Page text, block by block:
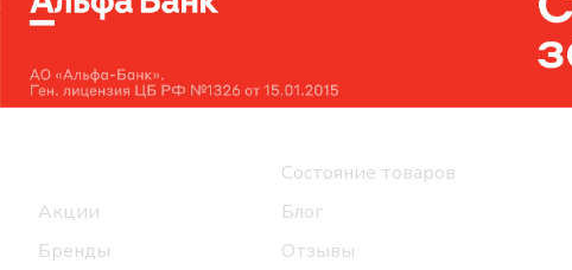
Акции
Бренды
Состояние товаров
Блог
Отзывы